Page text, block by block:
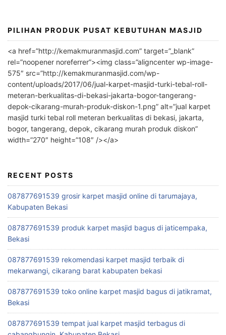
PILIHAN PRODUK PUSAT KEBUTUHAN MASJID
<a href=”http://kemakmuranmasjid.com” target=”_blank”
rel=”noopener noreferrer”><img class=”aligncenter wp-image-
575″ src=”http://kemakmuranmasjid.com/wp-
content/uploads/2017/06/jual-karpet-masjid-turki-tebal-roll-
meteran-berkualitas-di-bekasi-jakarta-bogor-tangerang-
depok-cikarang-murah-produk-diskon-1.png” alt=”jual karpet
masjid turki tebal roll meteran berkualitas di bekasi, jakarta,
bogor, tangerang, depok, cikarang murah produk diskon”
width=”270″ height=”108″ /></a>
RECENT POSTS
087877691539 grosir karpet masjid online di tarumajaya,
Kabupaten Bekasi
087877691539 produk karpet masjid bagus di jaticempaka,
Bekasi
087877691539 rekomendasi karpet masjid terbaik di
mekarwangi, cikarang barat kabupaten bekasi
087877691539 toko online karpet masjid bagus di jatikramat,
Bekasi
087877691539 tempat jual karpet masjid terbagus di